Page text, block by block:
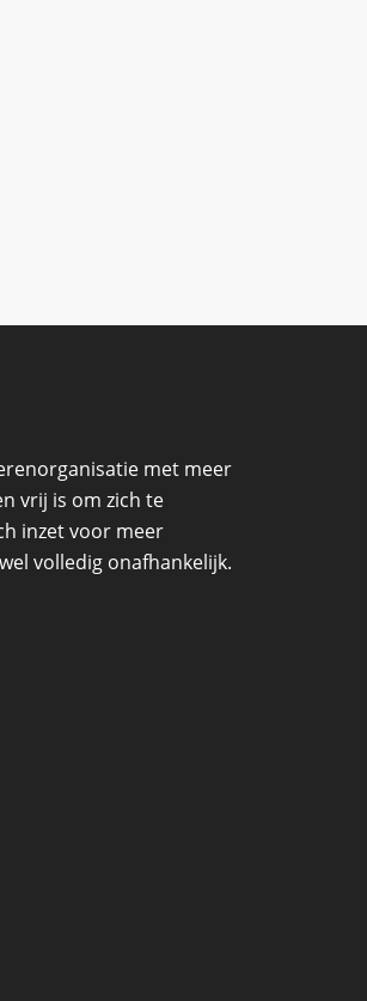
met meer
vrij is om zich te
inzet voor meer
volledig onafhankelijk.